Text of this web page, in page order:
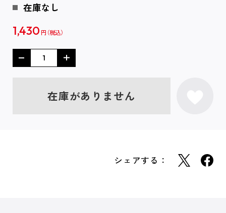
在庫なし
1,430 円
在庫がありません
シェアする：